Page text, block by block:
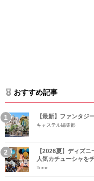
おすすめ記事
【最新】ファンタジ
キャステル編集部
【2026夏】ディズ
人気カチューシャを
Tomo